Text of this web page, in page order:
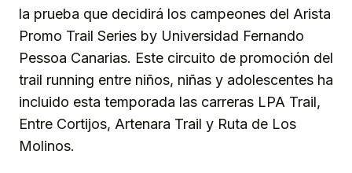
la prueba que decidirá los campeones del Arista
Promo Trail Series by Universidad Fernando
Pessoa Canarias. Este circuito de promoción del
trail running entre niños, niñas y adolescentes ha
incluido esta temporada las carreras LPA Trail,
Entre Cortijos, Artenara Trail y Ruta de Los
Molinos.